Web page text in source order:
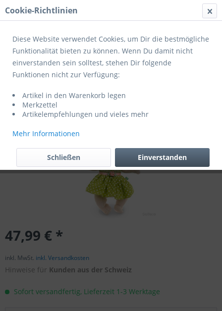
Menü
Übersicht RubensBarn Cutie
47,99 € *
inkl. MwSt. inkl. Versandkosten
Hinweise für Kunden aus der Schweiz
Sofort versandfertig, Lieferzeit 1-3 Werktage
Cookie-Richtlinien
Diese Website verwendet Cookies, um Dir die bestmögliche
Funktionalität bieten zu können. Wenn Du damit nicht
einverstanden sein solltest, stehen Dir folgende
Funktionen nicht zur Verfügung:
Artikel in den Warenkorb legen
Merkzettel
Artikelempfehlungen und vieles mehr
Mehr Informationen
Einverstanden
Schließen